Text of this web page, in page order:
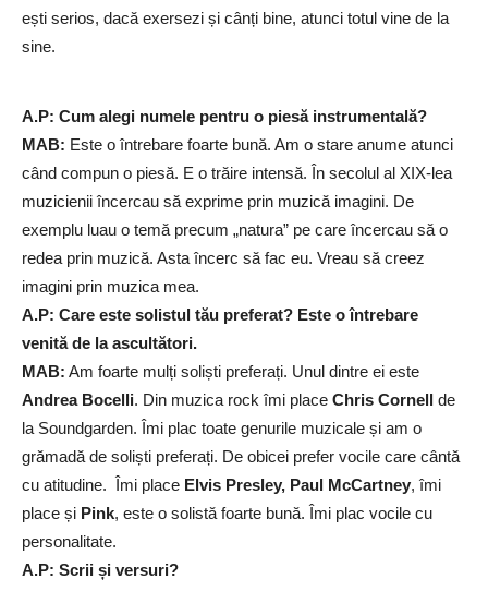
ești serios, dacă exersezi și cânți bine, atunci totul vine de la
sine.
A.P: Cum alegi numele pentru o piesă instrumentală?
MAB: Este o întrebare foarte bună. Am o stare anume atunci
când compun o piesă. E o trăire intensă. În secolul al XIX-lea
muzicienii încercau să exprime prin muzică imagini. De
exemplu luau o temă precum „natura” pe care încercau să o
redea prin muzică. Asta încerc să fac eu. Vreau să creez
imagini prin muzica mea.
A.P: Care este solistul tău preferat? Este o întrebare
venită de la ascultători.
MAB: Am foarte mulți soliști preferați. Unul dintre ei este
Andrea Bocelli. Din muzica rock îmi place Chris Cornell de
la Soundgarden. Îmi plac toate genurile muzicale și am o
grămadă de soliști preferați. De obicei prefer vocile care cântă
cu atitudine. Îmi place Elvis Presley, Paul McCartney, îmi
place și Pink, este o solistă foarte bună. Îmi plac vocile cu
personalitate.
A.P: Scrii și versuri?